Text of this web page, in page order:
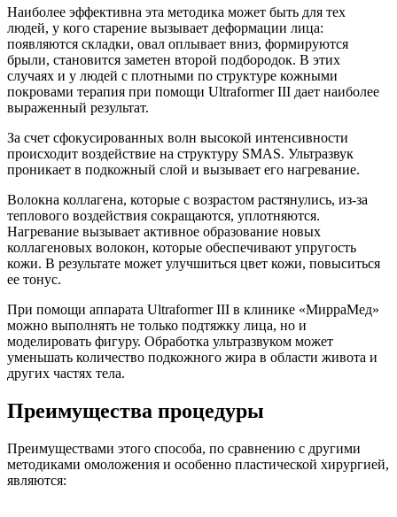
Наиболее эффективна эта методика может быть для тех
людей, у кого старение вызывает деформации лица:
появляются складки, овал оплывает вниз, формируются
брыли, становится заметен второй подбородок. В этих
случаях и у людей с плотными по структуре кожными
покровами терапия при помощи Ultraformer III дает наиболее
выраженный результат.
За счет сфокусированных волн высокой интенсивности
происходит воздействие на структуру SMAS. Ультразвук
проникает в подкожный слой и вызывает его нагревание.
Волокна коллагена, которые с возрастом растянулись, из-за
теплового воздействия сокращаются, уплотняются.
Нагревание вызывает активное образование новых
коллагеновых волокон, которые обеспечивают упругость
кожи. В результате может улучшиться цвет кожи, повыситься
ее тонус.
При помощи аппарата Ultraformer III в клинике «МирраМед»
можно выполнять не только подтяжку лица, но и
моделировать фигуру. Обработка ультразвуком может
уменьшать количество подкожного жира в области живота и
других частях тела.
Преимущества процедуры
Преимуществами этого способа, по сравнению с другими
методиками омоложения и особенно пластической хирургией,
являются: